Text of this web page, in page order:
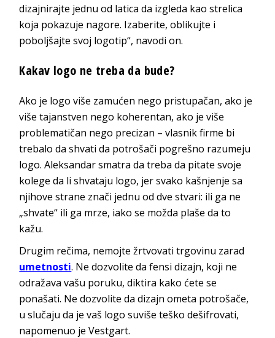
dizajnirajte jednu od latica da izgleda kao strelica
koja pokazuje nagore. Izaberite, oblikujte i
poboljšajte svoj logotip“, navodi on.
Kakav logo ne treba da bude?
Ako je logo više zamućen nego pristupačan, ako je
više tajanstven nego koherentan, ako je više
problematičan nego precizan – vlasnik firme bi
trebalo da shvati da potrošači pogrešno razumeju
logo. Aleksandar smatra da treba da pitate svoje
kolege da li shvataju logo, jer svako kašnjenje sa
njihove strane znači jednu od dve stvari: ili ga ne
„shvate“ ili ga mrze, iako se možda plaše da to
kažu.
Drugim rečima, nemojte žrtvovati trgovinu zarad
umetnosti. Ne dozvolite da fensi dizajn, koji ne
odražava vašu poruku, diktira kako ćete se
ponašati. Ne dozvolite da dizajn ometa potrošače,
u slučaju da je vaš logo suviše teško dešifrovati,
napomenuo je Vestgart.